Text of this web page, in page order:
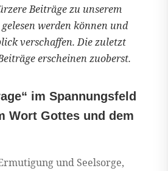
Beiträge zu unserem
werden können und
verschaffen. Die zuletzt
erscheinen zuoberst.
im Spannungsfeld
Wort Gottes und dem
und Seelsorge,